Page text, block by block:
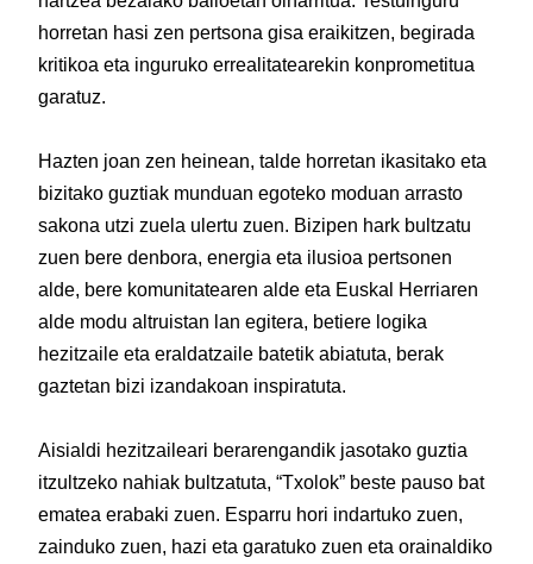
horretan hasi zen pertsona gisa eraikitzen, begirada
kritikoa eta inguruko errealitatearekin konprometitua
garatuz.
Hazten joan zen heinean, talde horretan ikasitako eta
bizitako guztiak munduan egoteko moduan arrasto
sakona utzi zuela ulertu zuen. Bizipen hark bultzatu
zuen bere denbora, energia eta ilusioa pertsonen
alde, bere komunitatearen alde eta Euskal Herriaren
alde modu altruistan lan egitera, betiere logika
hezitzaile eta eraldatzaile batetik abiatuta, berak
gaztetan bizi izandakoan inspiratuta.
Aisialdi hezitzaileari berarengandik jasotako guztia
itzultzeko nahiak bultzatuta, “Txolok” beste pauso bat
ematea erabaki zuen. Esparru hori indartuko zuen,
zainduko zuen, hazi eta garatuko zuen eta orainaldiko